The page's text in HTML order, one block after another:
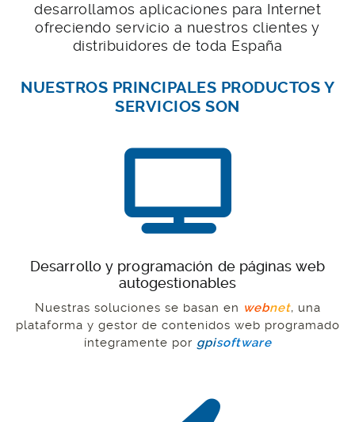
desarrollamos aplicaciones para Internet
ofreciendo servicio a nuestros clientes y
distribuidores de toda España
NUESTROS PRINCIPALES PRODUCTOS Y
SERVICIOS SON
Desarrollo y programación de páginas web
autogestionables
Nuestras soluciones se basan en webnet, una
plataforma y gestor de contenidos web programado
íntegramente por gpisoftware